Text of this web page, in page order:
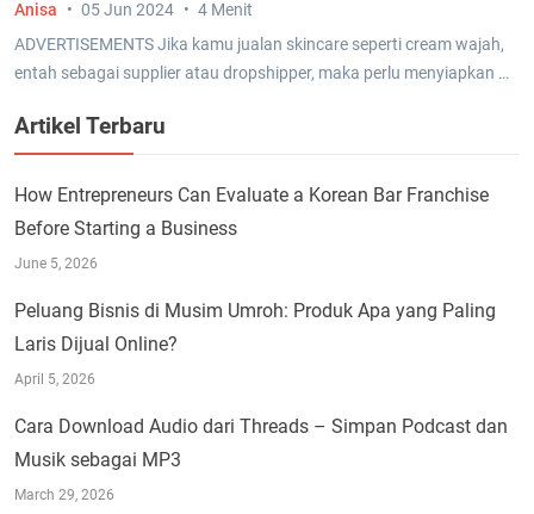
ADVERTISEMENTS Jika kamu jualan skincare seperti cream wajah,
entah sebagai supplier atau dropshipper, maka perlu menyiapkan …
Anisa 05 Jun 2024 4 Menit
Artikel Terbaru
How Entrepreneurs Can Evaluate a Korean Bar Franchise
Before Starting a Business
June 5, 2026
Peluang Bisnis di Musim Umroh: Produk Apa yang Paling
Laris Dijual Online?
April 5, 2026
Cara Download Audio dari Threads – Simpan Podcast dan
Musik sebagai MP3
March 29, 2026